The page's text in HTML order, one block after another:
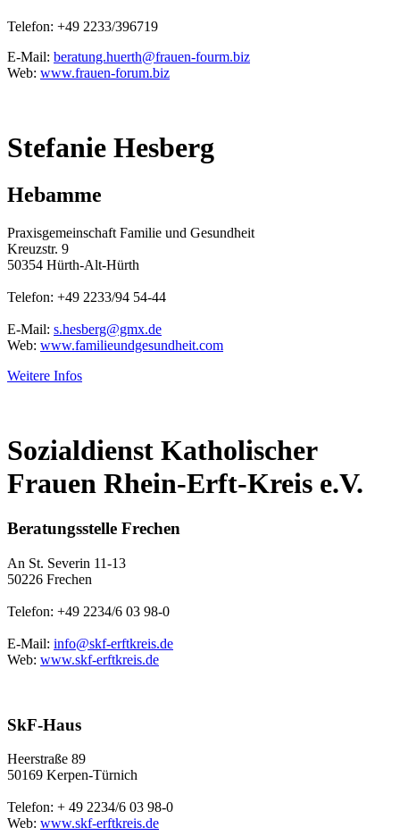
Telefon: +49 2233/396719
E-Mail: beratung.huerth@frauen-fourm.biz
Web: www.frauen-forum.biz
Stefanie Hesberg
Hebamme
Praxisgemeinschaft Familie und Gesundheit
Kreuzstr. 9
50354 Hürth-Alt-Hürth
Telefon: +49 2233/94 54-44
E-Mail: s.hesberg@gmx.de
Web: www.familieundgesundheit.com
Weitere Infos
Sozialdienst Katholischer
Frauen Rhein-Erft-Kreis e.V.
Beratungsstelle Frechen
An St. Severin 11-13
50226 Frechen
Telefon: +49 2234/6 03 98-0
E-Mail: info@skf-erftkreis.de
Web: www.skf-erftkreis.de
SkF-Haus
Heerstraße 89
50169 Kerpen-Türnich
Telefon: + 49 2234/6 03 98-0
Web: www.skf-erftkreis.de